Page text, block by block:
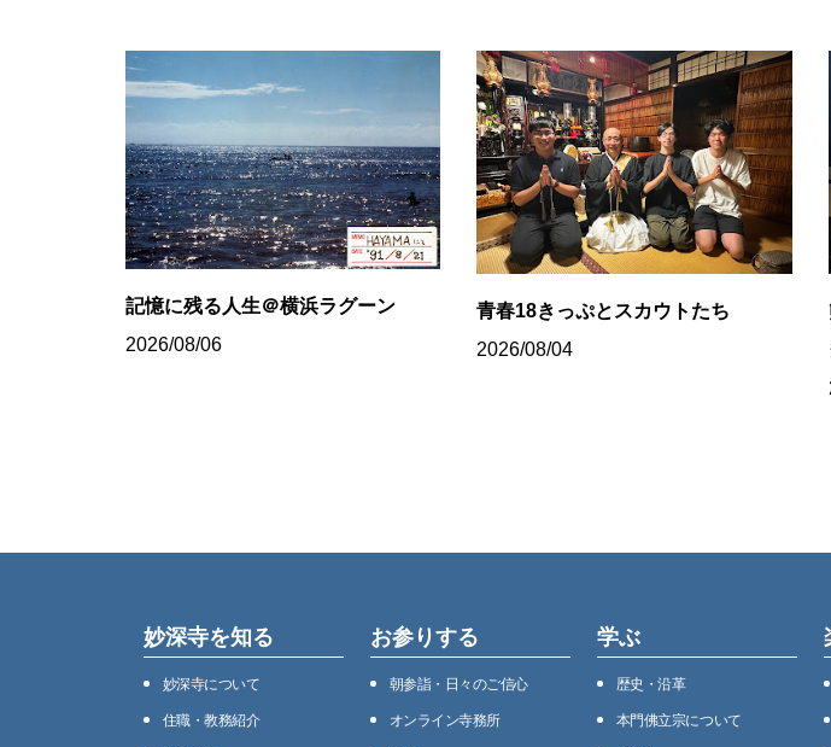
記憶に残る人生＠横浜ラグーン
2026/08/06
青春18きっぷとスカウトたち
2026/08/04
妙深寺を知る
妙深寺について
住職・教務紹介
お参りする
朝参詣・日々のご信心
オンライン寺務所
学ぶ
歴史・沿⾰
本⾨佛⽴宗について